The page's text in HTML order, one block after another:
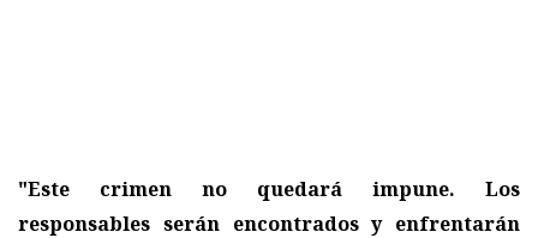
"Este crimen no quedará impune. Los
responsables serán encontrados y enfrentarán